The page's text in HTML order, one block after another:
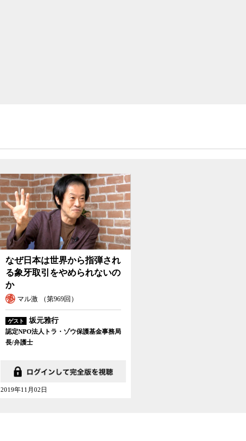
なぜ日本は世界から指弾され
る象牙取引をやめられないの
か
マル激 （第969回）
ゲスト 坂元雅行
認定NPO法人トラ・ゾウ保護基金事務局
長/弁護士
2019年11月02日